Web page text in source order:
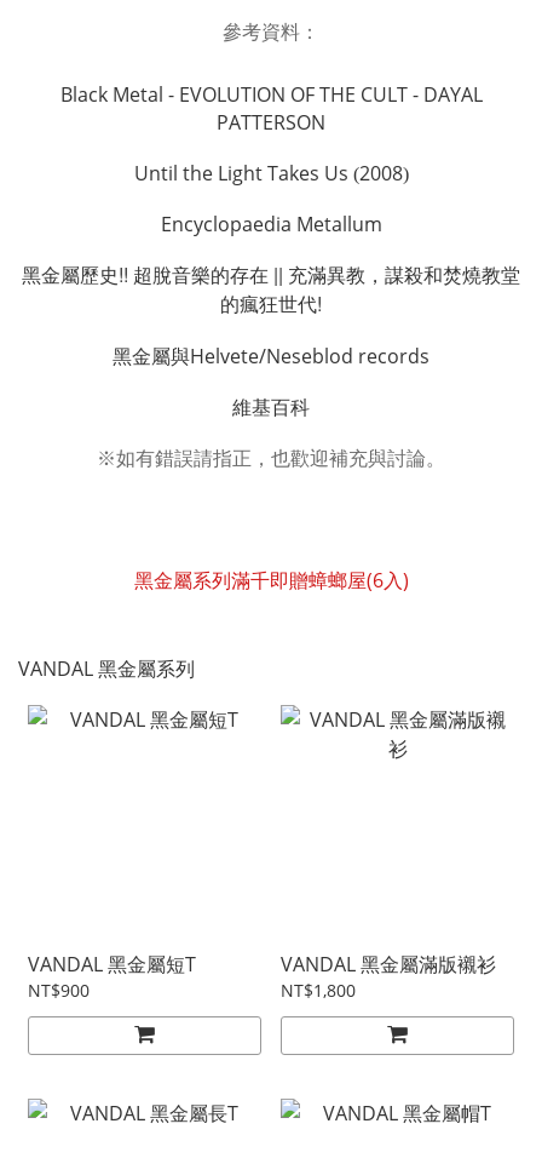
參考資料：
Black Metal - EVOLUTION OF THE CULT - DAYAL
PATTERSON
Until the Light Takes Us (2008)
Encyclopaedia Metallum
黑金屬歷史!! 超脫音樂的存在 || 充滿異教，謀殺和焚燒教堂
的瘋狂世代!
黑金屬與Helvete/Neseblod records
維基百科
※如有錯誤請指正，也歡迎補充與討論。
黑金屬系列滿千即贈蟑螂屋(6入)
VANDAL 黑金屬系列
VANDAL 黑金屬短T
NT$900
VANDAL 黑金屬滿版襯衫
NT$1,800